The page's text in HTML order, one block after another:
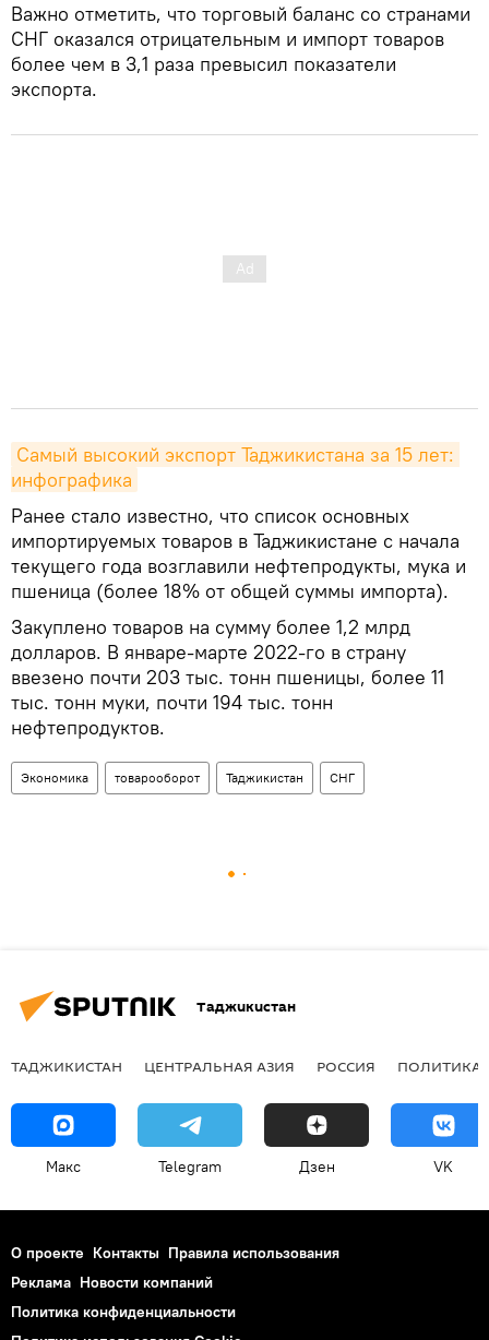
Важно отметить, что торговый баланс со странами
СНГ оказался отрицательным и импорт товаров
более чем в 3,1 раза превысил показатели
экспорта.
Самый высокий экспорт Таджикистана за 15 лет:
инфографика
Ранее стало известно, что список основных
импортируемых товаров в Таджикистане с начала
текущего года возглавили нефтепродукты, мука и
пшеница (более 18% от общей суммы импорта).
Закуплено товаров на сумму более 1,2 млрд
долларов. В январе-марте 2022-го в страну
ввезено почти 203 тыс. тонн пшеницы, более 11
тыс. тонн муки, почти 194 тыс. тонн
нефтепродуктов.
Экономика товарооборот Таджикистан СНГ
Таджикистан
ТАДЖИКИСТАН ЦЕНТРАЛЬНАЯ АЗИЯ РОССИЯ ПОЛИТИКА
Макс Telegram Дзен VK
О проекте Контакты Правила использования
Реклама Новости компаний
Политика конфиденциальности